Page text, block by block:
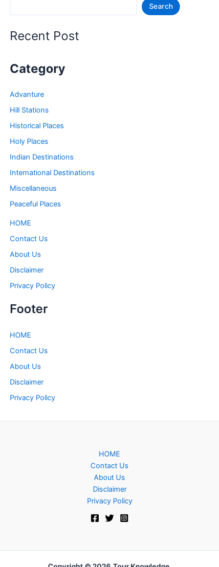
Places
Search
Recent Post
Category
Advanture
Hill Stations
Historical Places
Holy Places
Indian Destinations
International Destinations
Miscellaneous
Peaceful Places
HOME
Contact Us
About Us
Disclaimer
Privacy Policy
Footer
HOME
Contact Us
About Us
Disclaimer
Privacy Policy
HOME
Contact Us
About Us
Disclaimer
Privacy Policy